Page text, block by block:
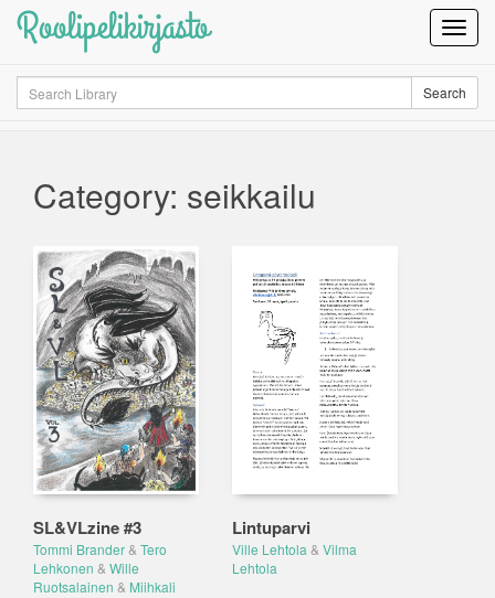
Roolipelikirjasto
Search Search
Category: seikkailu
SL&VLzine #3
Tommi Brander& Tero
Lehkonen & Wille
Ruotsalainen & Miihkali
Lintuparvi
Ville Lehtola & Vilma
Lehtola